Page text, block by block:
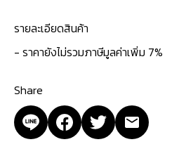
รายละเอียดสินค้า
- ราคายังไม่รวมภาษีมูลค่าเพิ่ม 7%
Share